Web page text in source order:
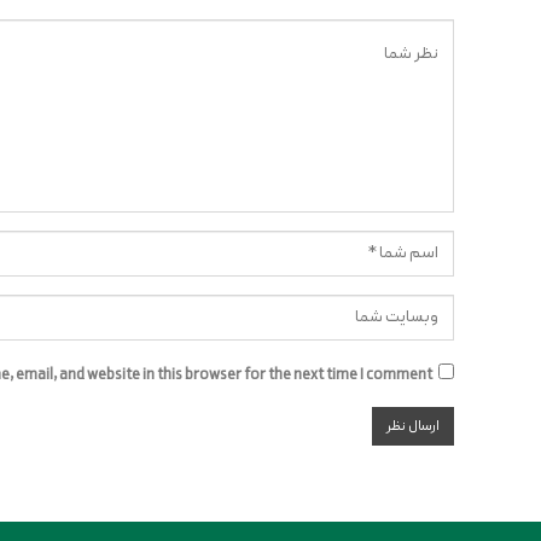
email, and website in this browser for the next time I comment.